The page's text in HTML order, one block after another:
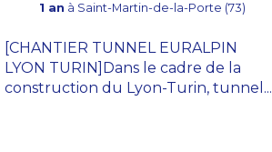
1 an à Saint-Martin-de-la-Porte (73)
[CHANTIER TUNNEL EURALPIN
LYON TURIN]Dans le cadre de la
construction du Lyon-Turin, tunnel...